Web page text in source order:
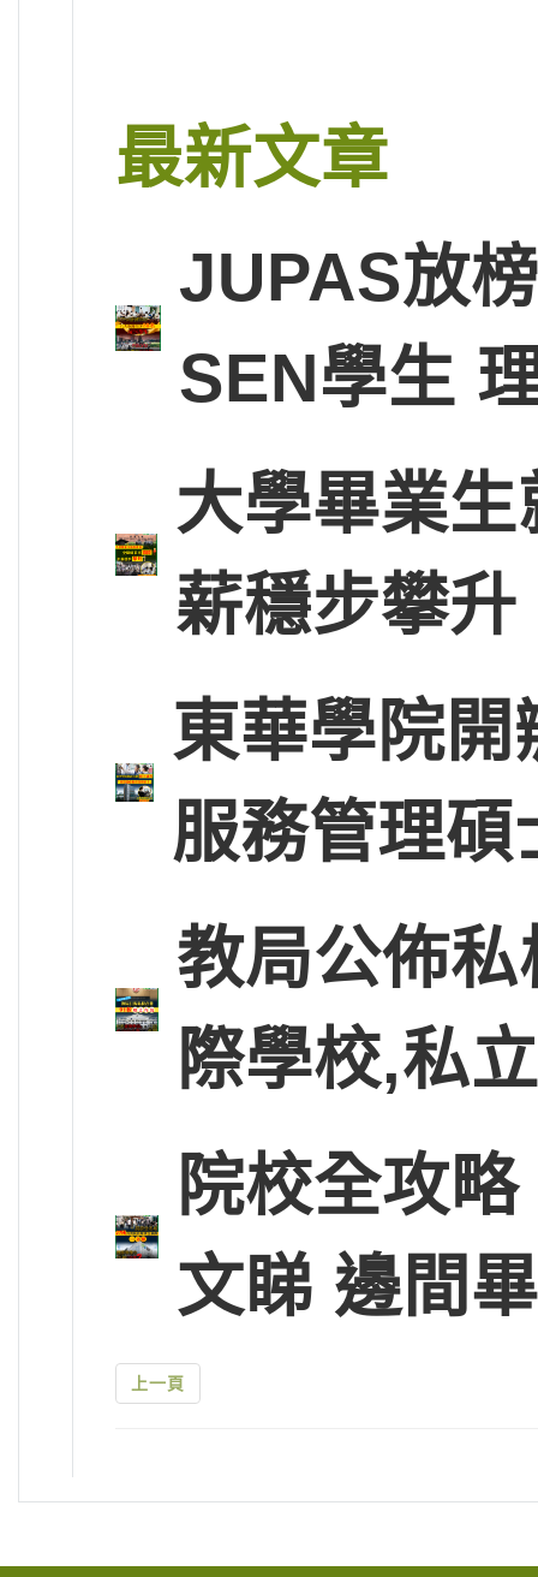
最新文章
JUPAS放
SEN學生
大學畢業
薪穩步攀
東華學院
服務管理
教局公佈
際學校,私
院校全攻
文睇 邊間
上一頁